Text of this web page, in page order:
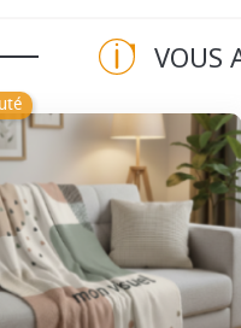
VOUS